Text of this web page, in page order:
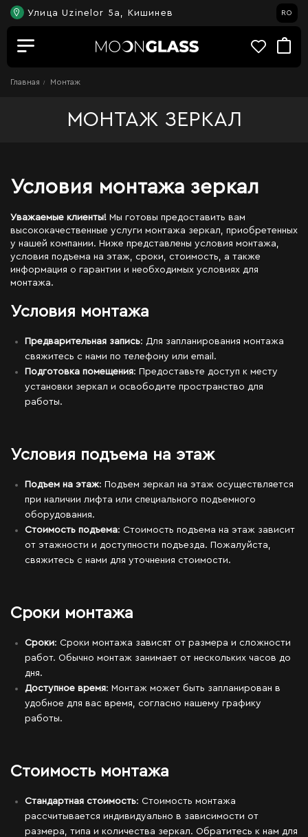
Улица Uzinelor 5a, Кишинев RO
Главная Монтаж
МОНТАЖ ЗЕРКАЛ
Условия монтажа зеркал
Уважаемые клиенты! Мы готовы предоставить вам
высококачественные услуги монтажа зеркал, приобретенных
у нашей компании. Ниже представлены условия монтажа,
условия подъема на этаж, сроки, стоимость, а также
информация о гарантии и необходимых условиях для
монтажа.
Условия монтажа
Предварительная запись: Для запланирования монтажа
свяжитесь с нами по телефону или email.
Подготовка помещения: Предоставьте доступ к месту
установки зеркал и освободите пространство для
работы.
Условия подъема на этаж
Подъем на этаж: Подъем зеркал на этаж осуществляется
при наличии лифта или специального подъемного
оборудования.
Стоимость подъема: Стоимость подъема на этаж зависит
от этажности и доступности подъезда. Пожалуйста,
свяжитесь с нами для уточнения стоимости.
Сроки монтажа
Сроки: Сроки монтажа зависят от размера и сложности
работ. Обычно монтаж занимает от нескольких часов до
дня.
Доступное время: Монтаж может быть запланирован в
удобное для вас время, согласно нашему графику
работы.
Стоимость монтажа
Стандартная стоимость: Стоимость монтажа
рассчитывается индивидуально в зависимости от
размера, типа и количества зеркал. Обратитесь к нам для